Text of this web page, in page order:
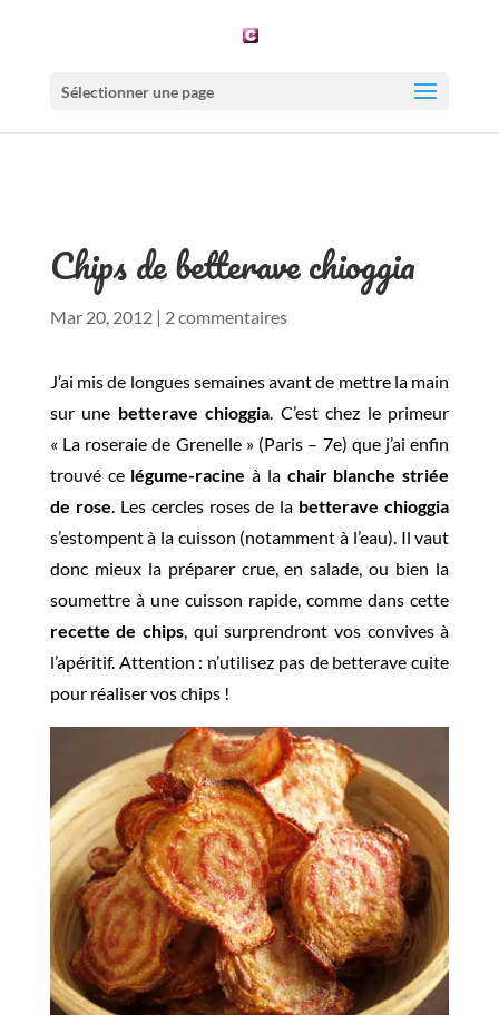
Sélectionner une page
Chips de betterave chioggia
Mar 20, 2012| 2 commentaires
J’ai mis de longues semaines avant de mettre la main
sur une betterave chioggia. C’est chez le primeur
« La roseraie de Grenelle » (Paris – 7e) que j’ai enfin
trouvé ce légume-racine à la chair blanche striée
de rose. Les cercles roses de la betterave chioggia
s’estompent à la cuisson (notamment à l’eau). Il vaut
donc mieux la préparer crue, en salade, ou bien la
soumettre à une cuisson rapide, comme dans cette
recette de chips, qui surprendront vos convives à
l’apéritif. Attention : n’utilisez pas de betterave cuite
pour réaliser vos chips !